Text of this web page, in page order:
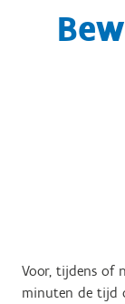
Voor, tijdens of
minuten de tijd